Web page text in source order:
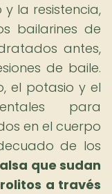
la resistencia,
bailarines de
antes,
de baile.
el potasio y el
para
en el cuerpo
de los
que sudan
a través